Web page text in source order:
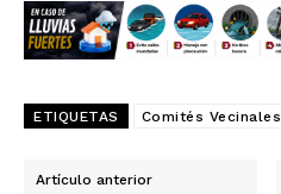
ETIQUETAS Comités Vecinales
Artículo anterior